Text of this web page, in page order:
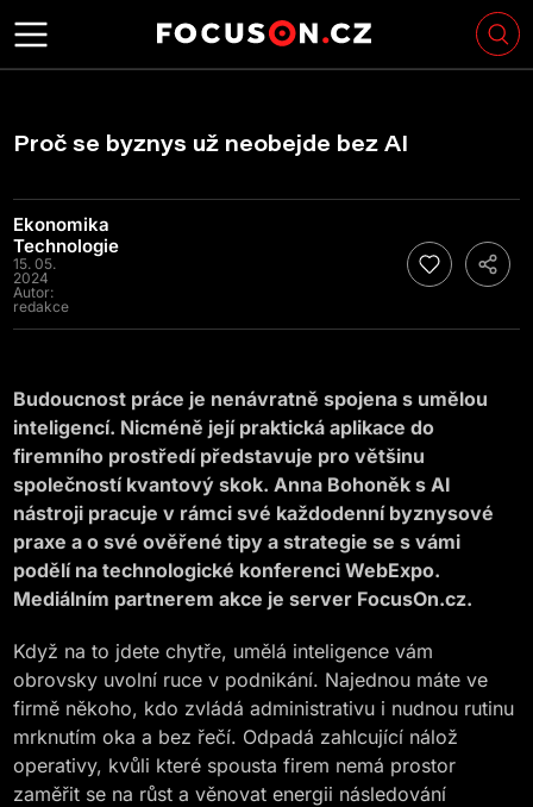
Proč se byznys už neobejde bez AI
Ekonomika
Technologie
15. 05.
2024
Autor:
redakce
Budoucnost práce je nenávratně spojena s umělou
inteligencí. Nicméně její praktická aplikace do
firemního prostředí představuje pro většinu
společností kvantový skok. Anna Bohoněk s AI
nástroji pracuje v rámci své každodenní byznysové
praxe a o své ověřené tipy a strategie se s vámi
podělí na technologické konferenci WebExpo.
Mediálním partnerem akce je server FocusOn.cz.
Když na to jdete chytře, umělá inteligence vám
obrovsky uvolní ruce v podnikání. Najednou máte ve
firmě někoho, kdo zvládá administrativu i nudnou rutinu
mrknutím oka a bez řečí. Odpadá zahlcující nálož
operativy, kvůli které spousta firem nemá prostor
zaměřit se na růst a věnovat energii následování